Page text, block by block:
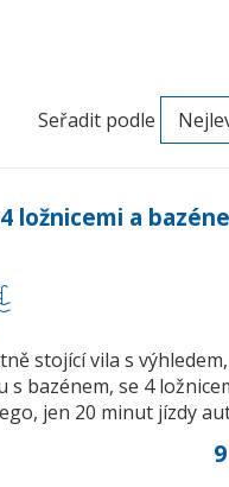
Seřadit podle
ložnicemi a
stojící vila s
s bazénem, se 4
jen 20 minut jízdy